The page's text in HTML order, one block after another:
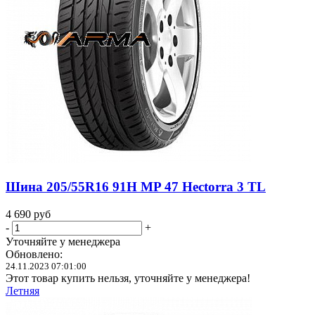
Шина 205/55R16 91H MP 47 Hectorra 3 TL
4 690 руб
-
+
Уточняйте у менеджера
Обновлено:
24.11.2023 07:01:00
Этот товар купить нельзя, уточняйте у менеджера!
Летняя